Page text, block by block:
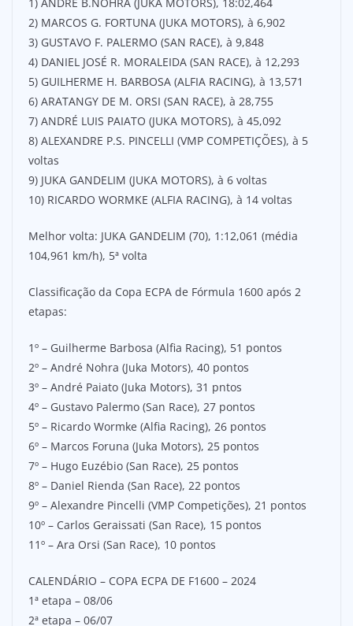
1) ANDRE B.NOHRA (JUKA MOTORS), 18:02,464
2) MARCOS G. FORTUNA (JUKA MOTORS), à 6,902
3) GUSTAVO F. PALERMO (SAN RACE), à 9,848
4) DANIEL JOSÉ R. MORALEIDA (SAN RACE), à 12,293
5) GUILHERME H. BARBOSA (ALFIA RACING), à 13,571
6) ARATANGY DE M. ORSI (SAN RACE), à 28,755
7) ANDRÉ LUIS PAIATO (JUKA MOTORS), à 45,092
8) ALEXANDRE P.S. PINCELLI (VMP COMPETIÇÕES), à 5
voltas
9) JUKA GANDELIM (JUKA MOTORS), à 6 voltas
10) RICARDO WORMKE (ALFIA RACING), à 14 voltas
Melhor volta: JUKA GANDELIM (70), 1:12,061 (média
104,961 km/h), 5ª volta
Classificação da Copa ECPA de Fórmula 1600 após 2
etapas:
1º – Guilherme Barbosa (Alfia Racing), 51 pontos
2º – André Nohra (Juka Motors), 40 pontos
3º – André Paiato (Juka Motors), 31 pntos
4º – Gustavo Palermo (San Race), 27 pontos
5º – Ricardo Wormke (Alfia Racing), 26 pontos
6º – Marcos Foruna (Juka Motors), 25 pontos
7º – Hugo Euzébio (San Race), 25 pontos
8º – Daniel Rienda (San Race), 22 pontos
9º – Alexandre Pincelli (VMP Competições), 21 pontos
10º – Carlos Geraissati (San Race), 15 pontos
11º – Ara Orsi (San Race), 10 pontos
CALENDÁRIO – COPA ECPA DE F1600 – 2024
1ª etapa – 08/06
2ª etapa – 06/07